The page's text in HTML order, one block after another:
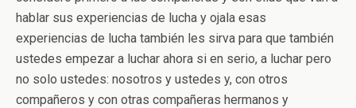
hablar sus experiencias de lucha y ojala esas
experiencias de lucha también les sirva para que también
ustedes empezar a luchar ahora si en serio, a luchar pero
no solo ustedes: nosotros y ustedes y, con otros
compañeros y con otras compañeras hermanos y